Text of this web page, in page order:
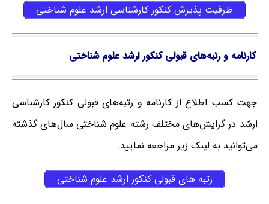
ظرفیت پذیرش کنکور کارشناسی ارشد علوم شناختی
کارنامه و رتبه‌های قبولی کنکور ارشد علوم شناختی
جهت کسب اطلاع از کارنامه و رتبه‌های قبولی کنکور کارشناسی
ارشد در گرایش‌های مختلف رشته علوم شناختی سال‌های گذشته
می‌توانید به لینک زیر مراجعه نمایید:
رتبه های قبولی کنکور ارشد علوم شناختی